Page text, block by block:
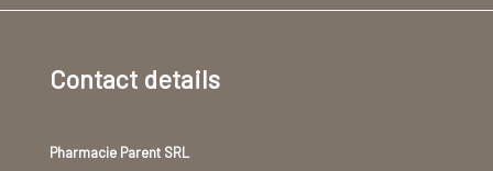
Contact details
Pharmacie Parent SRL